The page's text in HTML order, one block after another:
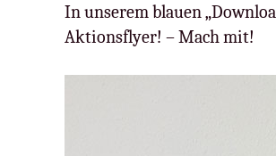
In unserem blauen
Aktionsflyer! – Mach mit!